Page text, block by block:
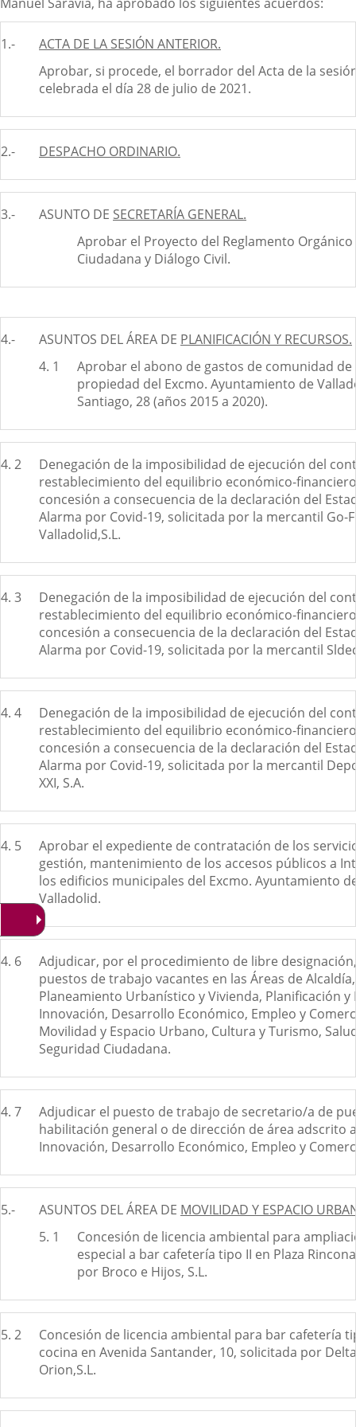
1.-
ACTA DE LA SESIÓN ANTERIOR.
Aprobar, si procede, el borrador del Acta de la
celebrada el día 28 de julio de 2021.
2.- DESPACHO ORDINARIO.
3.- ASUNTO DE SECRETARÍA GENERAL.
Aprobar el Proyecto del Reglamento
Ciudadana y Diálogo Civil.
4.- ASUNTOS DEL ÁREA DE PLANIFICACIÓN Y RECURSOS.
4. 1
Aprobar el abono de gastos de comunidad
propiedad del Excmo. Ayuntamiento de
Santiago, 28 (años 2015 a 2020).
4. 2
Denegación de la imposibilidad de ejecución del
restablecimiento del equilibrio económico-
concesión a consecuencia de la declaración del
Alarma por Covid-19, solicitada por la mercantil Go-
Valladolid,S.L.
4. 3
Denegación de la imposibilidad de ejecución del
restablecimiento del equilibrio económico-
concesión a consecuencia de la declaración del
Alarma por Covid-19, solicitada por la mercantil
4. 4
Denegación de la imposibilidad de ejecución del
restablecimiento del equilibrio económico-
concesión a consecuencia de la declaración del
Alarma por Covid-19, solicitada por la mercantil
XXI, S.A.
4. 5
Aprobar el expediente de contratación de los
gestión, mantenimiento de los accesos públicos a
los edificios municipales del Excmo. Ayuntamiento
Valladolid.
4. 6
Adjudicar, por el procedimiento de libre
puestos de trabajo vacantes en las Áreas de Alcaldía,
Planeamiento Urbanístico y Vivienda, Planificación y
Innovación, Desarrollo Económico, Empleo y
Movilidad y Espacio Urbano, Cultura y Turismo,
Seguridad Ciudadana.
4. 7
Adjudicar el puesto de trabajo de secretario/a de
habilitación general o de dirección de área adscrito
Innovación, Desarrollo Económico, Empleo y
5.- ASUNTOS DEL ÁREA DE MOVILIDAD Y ESPACIO
5. 1
Concesión de licencia ambiental para
especial a bar cafetería tipo II en Plaza
por Broco e Hijos, S.L.
5. 2
Concesión de licencia ambiental para bar cafetería
cocina en Avenida Santander, 10, solicitada por
Orion,S.L.